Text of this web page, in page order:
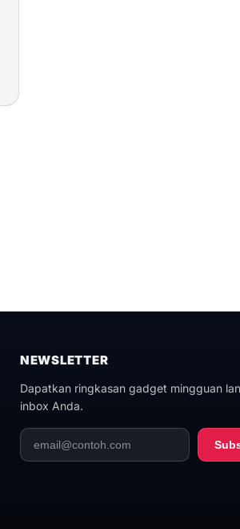
NEWSLETTER
Dapatkan ringkasan gadget mingguan
inbox Anda.